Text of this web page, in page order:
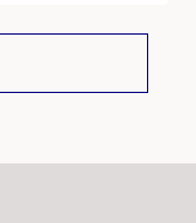
りがとうご
とさせて頂